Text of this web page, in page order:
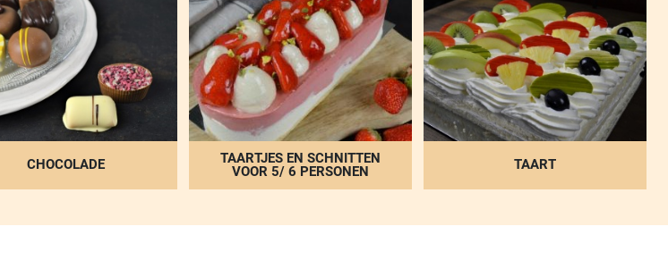
CHOCOLADE
TAARTJES EN SCHNITTEN
VOOR 5/ 6 PERSONEN
TAART